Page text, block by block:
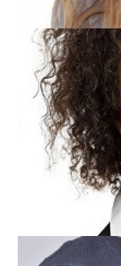
למומחי